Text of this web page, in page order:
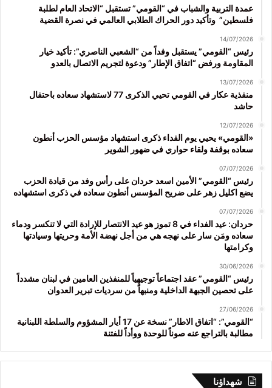
عمدة التربية والشباب في “القومي” تستقبل “الاتحاد العام لطلبة
فلسطين” وتأكيد دور الحراك الطلابي العالمي في نصرة القضية
14/07/2026
رئيس “القومي” يستقبل وفداً من “الشعبي الناصري”: تأكيد خيار
المقاومة ورفض “اتفاق الإطار” ودعوة لتجريم الاتصال بالعدو
13/07/2026
منفذية عكار في القومي تحيي الذكرى 77 لاستشهاد سعاده باحتفال
حاشد
12/07/2026
«القومي» يحيي يوم الفداء ذكرى استشهاد مؤسس الحزب أنطون
سعاده بوقفة ولقاء حواري في ضهور الشوير
07/07/2026
رئيس “القومي” الأمين اسعد حردان على رأس وفد من قيادة الحزب
يضع اكليل زهر على ضريح المؤسس أنطون سعاده في ذكرى استشهاده
07/07/2026
حردان: عيد الفداء في 8 تموز هو عيد الانتصار للإرادة التي لا تنكسر ودماء
سعاده ومَن سار على نهجه هي من أجل نهضة الأمة وحريتها وسيادتها
وكرامتها
30/06/2026
رئيس “القومي” عقد اجتماعاً توجيهياً للمنفذين العامين في لبنان مشدداً
على تحصين الجبهة الداخلية ومنبهاً من سرديات تبرير العدوان
27/06/2026
“القومي”: “اتفاق الاطار” نسخة عن 17 أيار المشؤوم والسلطة اللبنانية
مطالبة بالتراجع عنه صوناً للوحدة ووأداً للفتنة
شهداؤنا